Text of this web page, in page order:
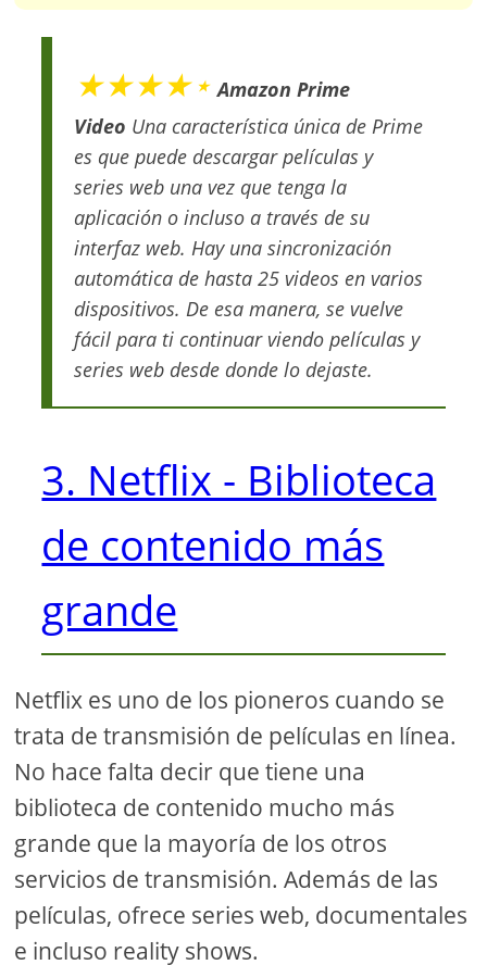
★★★★⋆ Amazon Prime
Video Una característica única de Prime
es que puede descargar películas y
series web una vez que tenga la
aplicación o incluso a través de su
interfaz web. Hay una sincronización
automática de hasta 25 videos en varios
dispositivos. De esa manera, se vuelve
fácil para ti continuar viendo películas y
series web desde donde lo dejaste.
3. Netflix - Biblioteca
de contenido más
grande
Netflix es uno de los pioneros cuando se
trata de transmisión de películas en línea.
No hace falta decir que tiene una
biblioteca de contenido mucho más
grande que la mayoría de los otros
servicios de transmisión. Además de las
películas, ofrece series web, documentales
e incluso reality shows.